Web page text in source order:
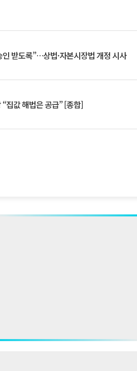
받도록”…상법·자본시장법 개정 시사
집값 해법은 공급” [종합]